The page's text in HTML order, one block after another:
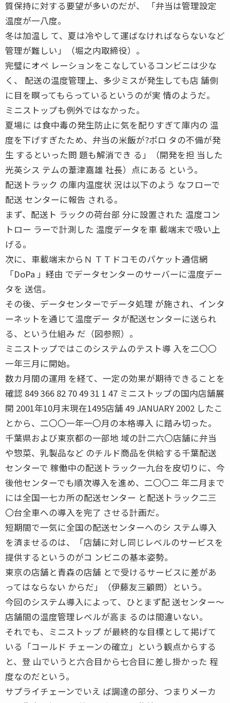
質保持に対する要望が多いのだが、 「弁当は管理設定
温度が一八度。
冬は加温し て、夏は冷やして運ばなければならないなど
管理が難しい」（堀之内取締役）。
完璧にオペ レーションをこなしているコンビニは少な
く、 配送の温度管理上、多少ミスが発生しても店 舗側
に目を瞑ってもらっているというのが実 情のようだ。
ミニストップも例外ではなかった。
夏場に は食中毒の発生防止に気を配りすぎて庫内の 温
度を下げすぎたため、弁当の米飯が?ポロ タの不備が発
生 するといった問 題も解消でき る」（開発を担 当した
光英シス テムの葦津嘉雄 社長）点にある という。
配送トラック の庫内温度状 況は以下のよう なフローで
配送 センターに報告 される。
まず、配送ト ラックの荷台部 分に設置された 温度コン
トロー ラーで計測した 温度データを車 載端末で吸い上
げる。
次に、車載端末からＮ ＴＴドコモのパケット通信網
「DoPa 」経由 でデータセンターのサーバーに温度デー
タを 送信。
その後、データセンターでデータ処理 が施され、インタ
ーネットを通じて温度デー タが配送センターに送られ
る、という仕組み だ（図参照）。
ミニストップではこのシステムのテスト導 入を二〇〇
一年三月に開始。
数カ月間の運用 を経て、一定の効果が期待できることを
確認 849 366 82 70 49 31 1 47 ミニストップの国内店舗展
開 2001年10月末現在1495店舗 49 JANUARY 2002 したこ
とから、二〇〇一年一〇月の本格導入 に踏み切った。
千葉県および東京都の一部地 域の計二六〇店舗に弁当
や惣菜、乳製品など のチルド商品を供給する千葉配送
センターで 稼働中の配送トラック一九台を皮切りに、今
後他センターでも順次導入を進め、二〇〇二 年二月まで
には全国一七カ所の配送センター と配送トラック二三
〇台全車への導入を完了 させる計画だ。
短期間で一気に全国の配送センターへのシ ステム導入
を済ませるのは、「店舗に対し同じレベルのサービスを
提供するというのがコ ンビニの基本姿勢。
東京の店舗と青森の店舗 とで受けるサービスに差があ
ってはならない からだ」（伊藤友三顧問）という。
今回のシステム導入によって、ひとまず配 送センター〜
店舗間の温度管理レベルが高ま るのは間違いない。
それでも、ミニストップ が最終的な目標として掲げて
いる「コールド チェーンの確立」という観点からする
と、登 山でいうと六合目から七合目に差し掛かった 程
度なのだという。
サプライチェーンでいえ ば調達の部分、つまりメーカ